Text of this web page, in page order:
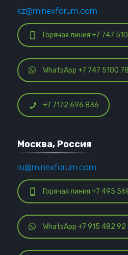
kz@minexforum.com
Горячая линия +7 747
WhatsApp +7 747 5100
+7 7172 696 836
Москва, Россия
ru@minexforum.com
Горячая линия +7 495
WhatsApp +7 915 482 92